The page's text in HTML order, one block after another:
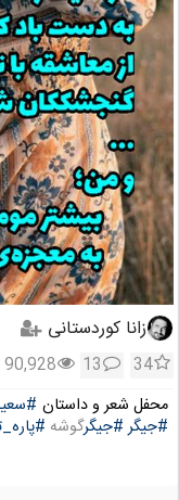
زانا کوردستانی
34
13
90,928
محفل شعر و داستان
#جیگر #جیگرگوشه